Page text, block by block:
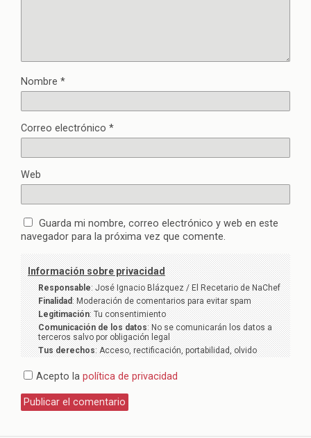
Nombre *
Correo electrónico *
Web
Guarda mi nombre, correo electrónico y web en este
navegador para la próxima vez que comente.
Información sobre privacidad
Responsable: José Ignacio Blázquez / El Recetario de NaChef
Finalidad: Moderación de comentarios para evitar spam
Legitimación: Tu consentimiento
Comunicación de los datos: No se comunicarán los datos a
terceros salvo por obligación legal
Tus derechos: Acceso, rectificación, portabilidad, olvido
Acepto la política de privacidad